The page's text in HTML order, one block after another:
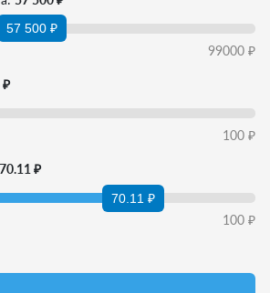
57 500 ₽
99000 ₽
₽
100 ₽
70.11 ₽
70.11 ₽
100 ₽